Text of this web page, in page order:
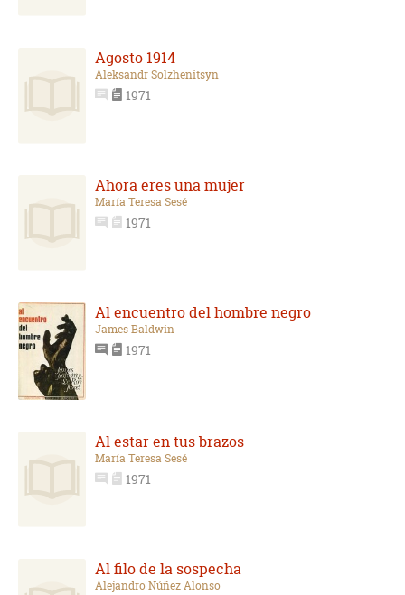
Agosto 1914
Aleksandr Solzhenitsyn
1971
Ahora eres una mujer
María Teresa Sesé
1971
Al encuentro del hombre negro
James Baldwin
1971
Al estar en tus brazos
María Teresa Sesé
1971
Al filo de la sospecha
Alejandro Núñez Alonso